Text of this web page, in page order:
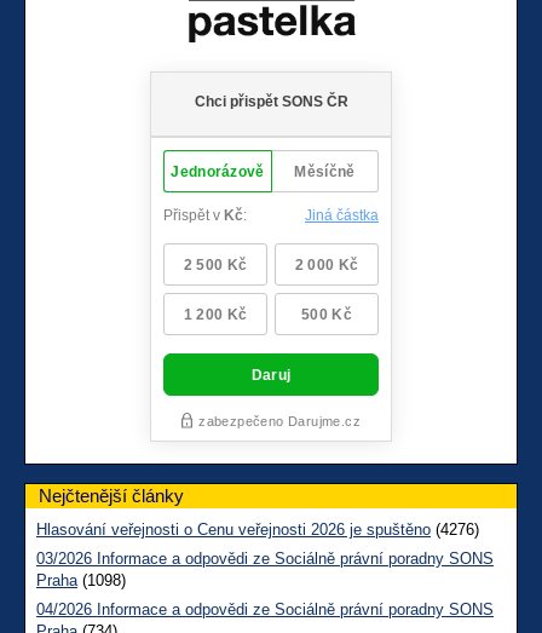
Nejčtenější články
Hlasování veřejnosti o Cenu veřejnosti 2026 je spuštěno (4276)
03/2026 Informace a odpovědi ze Sociálně právní poradny SONS
Praha(1098)
04/2026 Informace a odpovědi ze Sociálně právní poradny SONS